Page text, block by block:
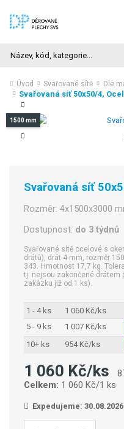
Úvod Svařované sítě Dle
Svařovaná síť 50x50/4, Ocel
1500 mm
Svařovaná síť
Rozměr:4x1500x3000
Dostupnost: do 3 týdnů
Svařované sítě ocelové s
drátů), drát 4 mm, rozměr
343. Hmotnost 17,7 kg.
tj. nejsou zakončené drátem
zakázku již od 1 ks).
1 - 4 ks
1 060 Kč/ks
5 - 9 ks
1 007 Kč/ks
10+ ks 954 Kč/ks
1 060 Kč/ks
Celkem: 1 060 Kč/1 ks
Expedujeme: 30.08.2026